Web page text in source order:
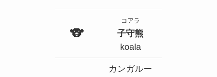
🐨
コアラ
子守熊
koala
カンガルー